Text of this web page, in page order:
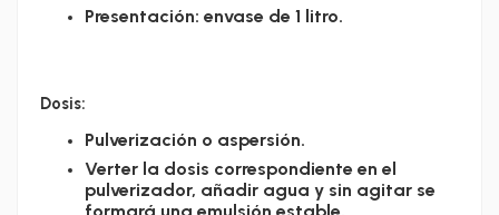
Presentación: envase de 1 litro.
Dosis:
Pulverización o aspersión.
Verter la dosis correspondiente en el
pulverizador, añadir agua y sin agitar se
formará una emulsión estable.